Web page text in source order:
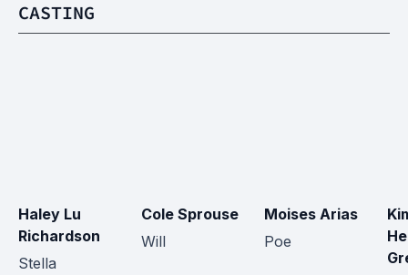
CASTING
Haley Lu
Richardson
Stella
Cole Sprouse
Will
Moises Arias
Poe